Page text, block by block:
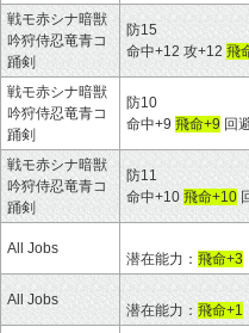
戦モ赤シナ暗獣
吟狩侍忍竜青コ
踊剣
防15
命中+12 攻+12 飛
戦モ赤シナ暗獣
吟狩侍忍竜青コ
踊剣
防10
命中+9 飛命+9 回
戦モ赤シナ暗獣
吟狩侍忍竜青コ
踊剣
防11
命中+10 飛命+10
All Jobs
潜在能力： 飛命+3
All Jobs
潜在能力： 飛命+1